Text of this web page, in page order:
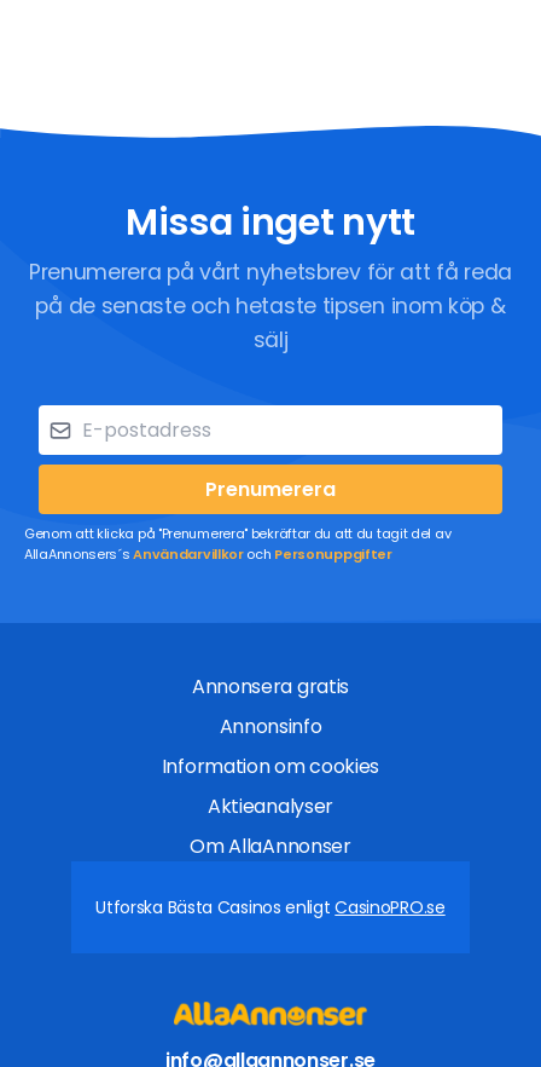
Missa inget nytt
Prenumerera på vårt nyhetsbrev för att få reda
på de senaste och hetaste tipsen inom köp &
sälj
Prenumerera
Genom att klicka på "Prenumerera" bekräftar du att du tagit del av
AllaAnnonsers´sAnvändarvillkoroch Personuppgifter
Annonsera gratis
Annonsinfo
Information om cookies
Aktieanalyser
Om AllaAnnonser
Utforska Bästa Casinos enligtCasinoPRO.se
info@allaannonser.se